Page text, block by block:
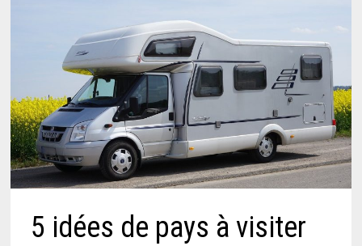
5 idées de pays à visiter